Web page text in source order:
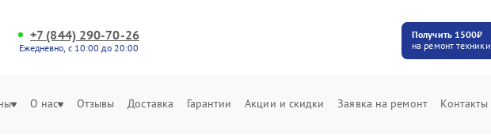
+7 (844) 290-70-26
Ежедневно, с 10:00 до 20:00
Получить 1500₽
на ремонт техники
О нас Отзывы Доставка Гарантии Акции и скидки Заявка на ремонт Контакты